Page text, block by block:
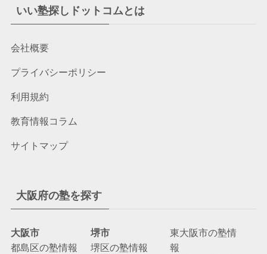
いい塾探しドットコムとは
会社概要
プライバシーポリシー
利用規約
教育情報コラム
サイトマップ
大阪府の塾を探す
大阪市
都島区の塾情報
堺市
堺区の塾情報
東大阪市の塾情
報